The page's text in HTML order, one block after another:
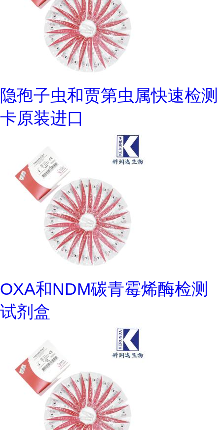
隐孢子虫和贾第虫属快速检测
卡原装进口
OXA和NDM碳青霉烯酶检测
试剂盒